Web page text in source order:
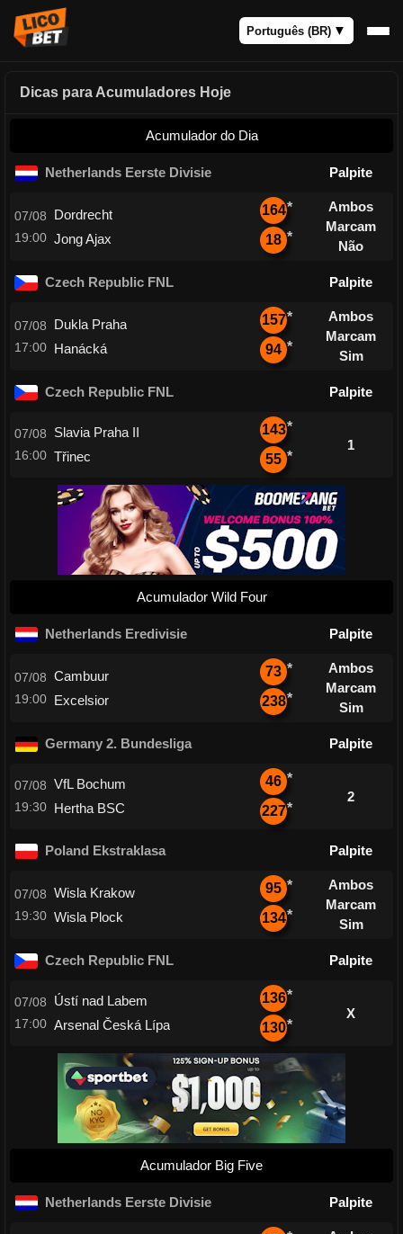
Dicas para Acumuladores Hoje
Acumulador do Dia
Netherlands Eerste Divisie Palpite
07/08
19:00
Dordrecht
Jong Ajax
164*
18 *
Ambos
Marcam
Não
Czech Republic FNL Palpite
07/08
17:00
Dukla Praha
Hanácká
157*
94 *
Ambos
Marcam
Sim
Czech Republic FNL Palpite
07/08
16:00
Slavia Praha II
Třinec
143*
55 *
1
Acumulador Wild Four
Netherlands Eredivisie Palpite
07/08
19:00
Cambuur
Excelsior
73 *
238*
Ambos
Marcam
Sim
Germany 2. Bundesliga Palpite
07/08
19:30
VfL Bochum
Hertha BSC
46 *
227*
2
Poland Ekstraklasa Palpite
07/08
19:30
Wisla Krakow
Wisla Plock
95 *
134*
Ambos
Marcam
Sim
Czech Republic FNL Palpite
07/08
17:00
Ústí nad Labem
Arsenal Česká Lípa
136*
130*
X
Acumulador Big Five
Netherlands Eerste Divisie Palpite